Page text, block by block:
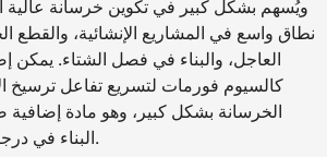
ويُسهم بشكل كبير في تكوين خرسانة عالية
نطاق واسع في المشاريع الإنشائية، والقطع
العاجل، والبناء في فصل الشتاء. يمكن
كالسيوم فورمات لتسريع تفاعل ترسيخ
الخرسانة بشكل كبير، وهو مادة
البناء في درجات الحرارة المنخفضة.